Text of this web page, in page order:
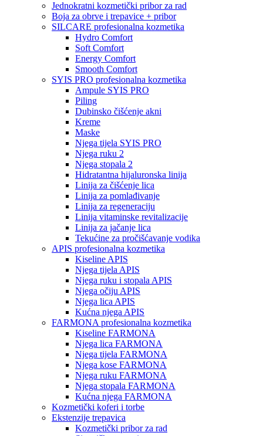
Jednokratni kozmetički pribor za rad
Boja za obrve i trepavice + pribor
SILCARE profesionalna kozmetika
Hydro Comfort
Soft Comfort
Energy Comfort
Smooth Comfort
SYIS PRO profesionalna kozmetika
Ampule SYIS PRO
Piling
Dubinsko čišćenje akni
Kreme
Maske
Njega tijela SYIS PRO
Njega ruku 2
Njega stopala 2
Hidratantna hijaluronska linija
Linija za čišćenje lica
Linija za pomlađivanje
Linija za regeneraciju
Linija vitaminske revitalizacije
Linija za jačanje lica
Tekućine za pročišćavanje vodika
APIS profesionalna kozmetika
Kiseline APIS
Njega tijela APIS
Njega ruku i stopala APIS
Njega očiju APIS
Njega lica APIS
Kućna njega APIS
FARMONA profesionalna kozmetika
Kiseline FARMONA
Njega lica FARMONA
Njega tijela FARMONA
Njega kose FARMONA
Njega ruku FARMONA
Njega stopala FARMONA
Kućna njega FARMONA
Kozmetički koferi i torbe
Ekstenzije trepavica
Kozmetički pribor za rad